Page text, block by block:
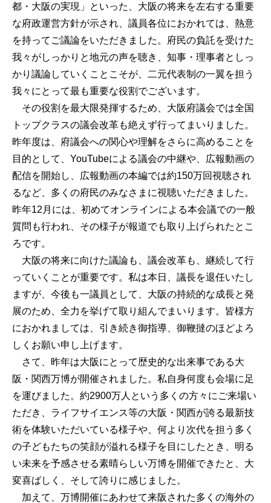
都・大阪の実現」といった、大阪の将来を左右する重要
な府政運営方針が示され、議員各位におかれては、熱意
を持ってご議論をいただきました。府民の負託を受けた
我々がしっかりと地元の声を聴き、知事・理事者としっ
かり議論していくことこそが、二元代表制の一翼を担う
我々にとって最も重要な役割でございます。
その役割を最大限発揮するため、大阪府議会では全国
トップクラスの議会改革も絶えず行ってまいりました。
昨年度は、府議会への関心や理解をさらに高めることを
目的として、YouTubeによる議会の中継や、広報動画の
配信を開始し、広報動画の本編では約150万回視聴され
るなど、多くの府民のみなさまに視聴いただきました。
昨年12月には、初めてオンラインによる本会議での一般
質問も行われ、その様子が報道でも取り上げられたとこ
ろです。
大阪の将来に向けた議論も、議会改革も、継続して行
っていくことが重要です。私は本日、議長を退任いたし
ますが、今後も一議員として、大阪の持続的な成長と発
展のため、全力を挙げて取り組んでまいります。皆様方
におかれましては、引き続き御指導、御鞭撻のほどよろ
しくお願い申し上げます。
さて、昨年は大阪にとって歴史的な出来事である大
阪・関西万博が開催されました。私自身何度も会場に足
を運びました。約2900万人という多くの方々にご来場い
ただき、ライフサイエンス等の大阪・関西が誇る最新技
術を体験いただいている様子や、何より次代を担う多く
の子どもたちの笑顔が溢れる様子を目にしたとき、明る
い未来を予感させる素晴らしい万博を開催できたと、大
変喜ばしく、そして誇りに感じました。
加えて、万博開催にあわせて来阪された多くの海外の